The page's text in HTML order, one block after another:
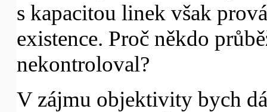
s kapacitou linek však
existence. Proč někdo
nekontroloval?
V zájmu objektivity bych